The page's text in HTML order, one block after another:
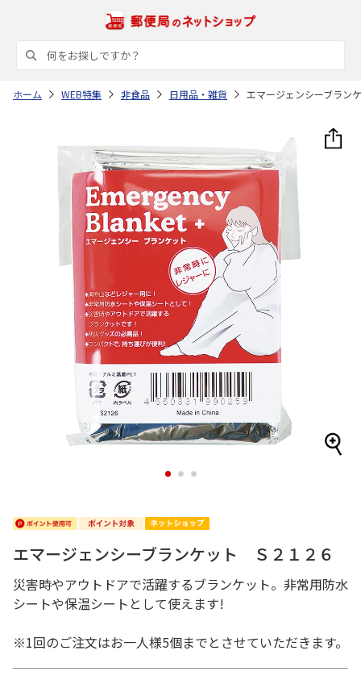
ホーム WEB特集 非食品 日用品・雑貨 エマージェンシーブラン
1 2 3
エマージェンシーブランケット Ｓ２１２６
災害時やアウトドアで活躍するブランケット。非常用防水
シートや保温シートとして使えます!
※1回のご注文はお一人様5個までとさせていただきます。